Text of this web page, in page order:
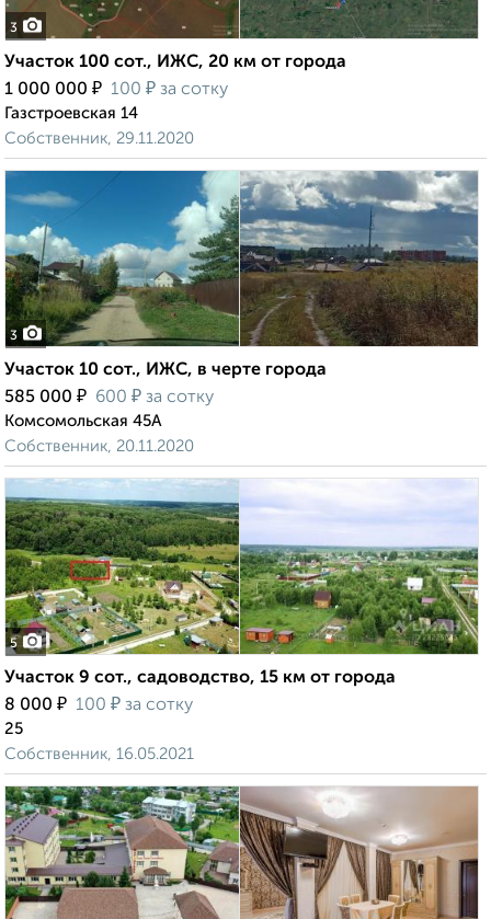
3
Участок 100 сот., ИЖС, 20 км от города
1 000 000 ₽ 100 ₽ за сотку
Газстроевская 14
Собственник, 29.11.2020
3
Участок 10 сот., ИЖС, в черте города
585 000 ₽ 600 ₽ за сотку
Комсомольская 45А
Собственник, 20.11.2020
5
Участок 9 сот., садоводство, 15 км от города
8 000 ₽ 100 ₽ за сотку
25
Собственник, 16.05.2021